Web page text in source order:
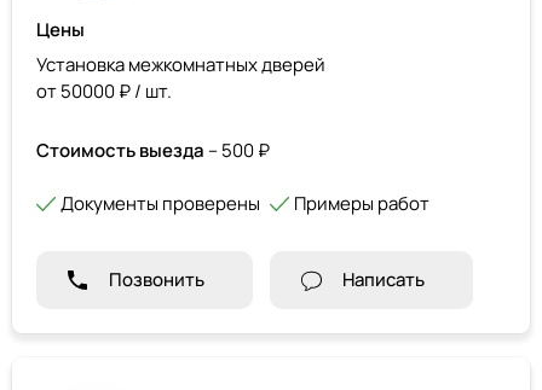
Цены
Установка межкомнатных дверей
от 50000 ₽ / шт.
Стоимость выезда – 500 ₽
Документы проверены Примеры работ
Позвонить Написать